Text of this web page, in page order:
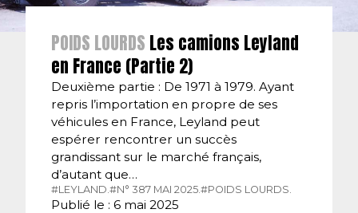
POIDS LOURDS Les camions Leyland
en France (Partie 2)
Deuxième partie : De 1971 à 1979. Ayant
repris l’importation en propre de ses
véhicules en France, Leyland peut
espérer rencontrer un succès
grandissant sur le marché français,
d’autant que…
#LEYLAND. #N° 387 MAI 2025. #POIDS LOURDS.
Publié le : 6 mai 2025